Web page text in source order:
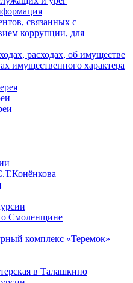
связанных с
коррупции, для
расходах, об имуществе
имущественного характера
Смоленщине
комплекс «Теремок»
в Талашкино